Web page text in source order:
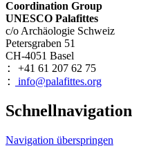
Coordination Group
UNESCO Palafittes
c/o Archäologie Schweiz
Petersgraben 51
CH-4051 Basel
: +41 61 207 62 75
: info@palafittes.org
Schnellnavigation
Navigation überspringen